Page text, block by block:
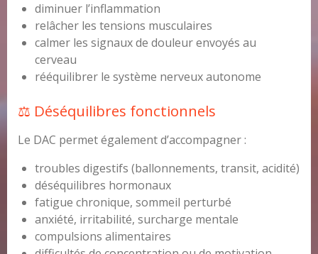
diminuer l’inflammation
relâcher les tensions musculaires
calmer les signaux de douleur envoyés au
cerveau
rééquilibrer le système nerveux autonome
⚖️ Déséquilibres fonctionnels
Le DAC permet également d’accompagner :
troubles digestifs (ballonnements, transit, acidité)
déséquilibres hormonaux
fatigue chronique, sommeil perturbé
anxiété, irritabilité, surcharge mentale
compulsions alimentaires